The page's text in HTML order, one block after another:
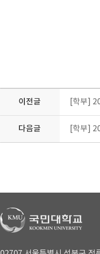
이전글 [학부]
다음글 [학부]